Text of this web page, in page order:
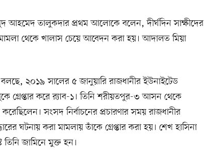
আহমেদ তালুকদার প্রথম আলোকে বলেন, দীর্ঘদিন সাক্ষীদের
মামলা থেকে খালাস চেয়ে আবেদন করা হয়। আদালত মিয়া
২০১৯ সালের ৫ জানুয়ারি রাজধানীর ইউনাইটেড
গ্রেপ্তার করে র‍্যাব-১। তিনি শরীয়তপুর-৩ আসন থেকে
করেছিলেন। সংসদ নির্বাচনের প্রচারণার সময় রাজধানীর
ঘটনায় করা মামলায় তাঁকে গ্রেপ্তার করা হয়। শেখ হাসিনা
জামিনে মুক্ত হন।